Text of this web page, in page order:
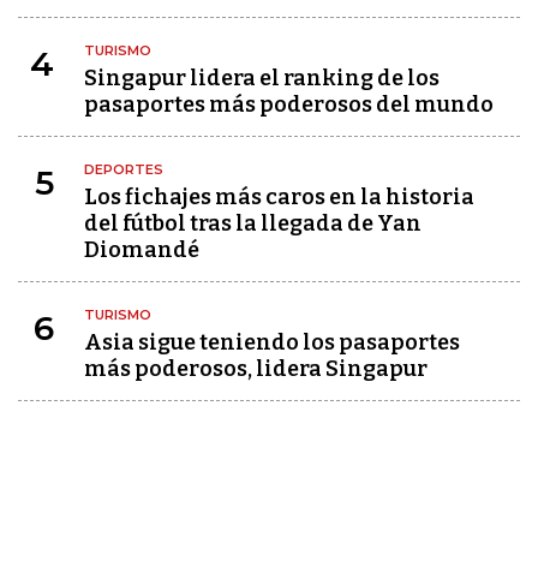
4 TURISMO
Singapur lidera el ranking de los
pasaportes más poderosos del mundo
5 DEPORTES
Los fichajes más caros en la historia
del fútbol tras la llegada de Yan
Diomandé
6 TURISMO
Asia sigue teniendo los pasaportes
más poderosos, lidera Singapur